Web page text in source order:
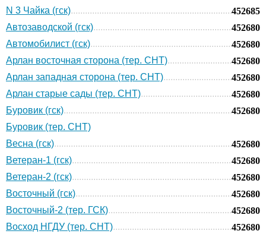
N 3 Чайка (гск)
452685
Автозаводской (гск)
452680
Автомобилист (гск)
452680
Арлан восточная сторона (тер. СНТ)
452680
Арлан западная сторона (тер. СНТ)
452680
Арлан старые сады (тер. СНТ)
452680
Буровик (гск)
452680
Буровик (тер. СНТ)
Весна (гск)
452680
Ветеран-1 (гск)
452680
Ветеран-2 (гск)
452680
Восточный (гск)
452680
Восточный-2 (тер. ГСК)
452680
Восход НГДУ (тер. СНТ)
452680